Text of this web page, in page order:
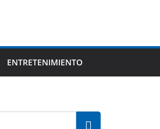
ENTRETENIMIENTO